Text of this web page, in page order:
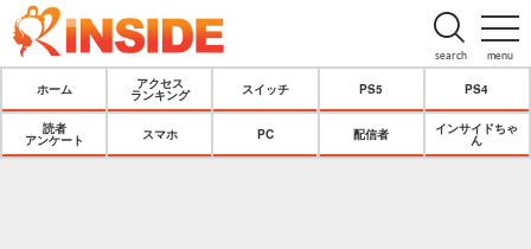
menu
search
ホーム
アクセス
ランキング
スイッチ PS5 PS4
読者
アンケート
スマホ PC 配信者
インサイドちゃ
ん